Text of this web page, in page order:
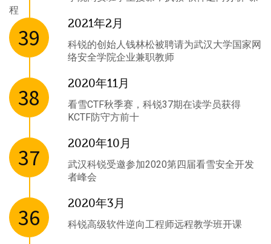
程
39
2021年2月
科锐的创始人钱林松被聘请为武汉大学国家网
络安全学院企业兼职教师
38
2020年11月
看雪CTF秋季赛，科锐37期在读学员获得
KCTF防守方前十
37
2020年10月
武汉科锐受邀参加2020第四届看雪安全开发
者峰会
36
2020年3月
科锐高级软件逆向工程师远程教学班开课